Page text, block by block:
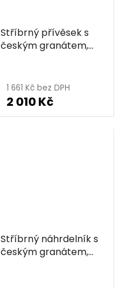
Stříbrný přívěsek s
českým granátem,
1 661 Kč bez DPH
2 010 Kč
Stříbrný náhrdelník s
českým granátem,